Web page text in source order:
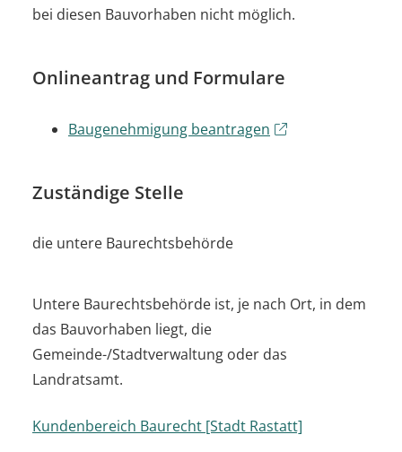
bei diesen Bauvorhaben nicht möglich.
Onlineantrag und Formulare
Baugenehmigung beantragen
Zuständige Stelle
die untere Baurechtsbehörde
Untere Baurechtsbehörde ist, je nach Ort, in dem
das Bauvorhaben liegt, die
Gemeinde-/Stadtverwaltung oder das
Landratsamt.
Kundenbereich Baurecht [Stadt Rastatt]